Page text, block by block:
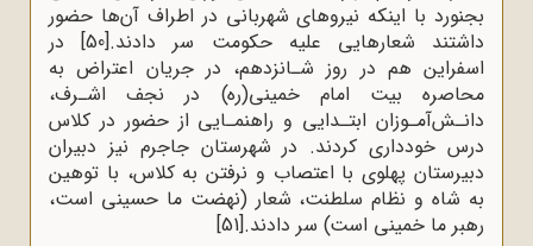
بجنورد با اینکه نیروهای شهربانی در اطراف آن‌ها حضور
داشتند شعارهایی علیه حکومت سر دادند.[50]
در
اسفراین هم در روز شـانزدهم، در جریان اعتراض به
محاصره بیت امام خمینی(ره) در نجف اشـرف،
دانـش‌آمـوزان ابتـدایی و راهنمـایی از حضور در کلاس
درس خودداری کردند. در شهرستان جاجرم نیز دبیران
دبیرستان پهلوی با اعتصاب و نرفتن به کلاس، با توهین
به شاه و نظام سلطنت، شعار (نهضت ما حسینی است،
رهبر ما خمینی است) سر دادند.[51]